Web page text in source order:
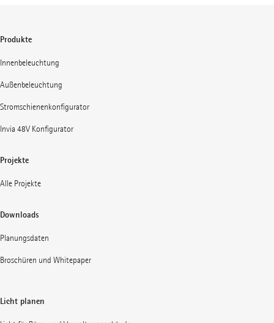
Produkte
Innenbeleuchtung
Außenbeleuchtung
Stromschienenkonfigurator
Invia 48V Konfigurator
Projekte
Alle Projekte
Downloads
Planungsdaten
Broschüren und Whitepaper
Licht planen